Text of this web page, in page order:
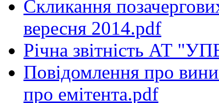
Скликання
вересня 2014.pdf
Річна звітність АТ
Повідомлення про
про емітента.pdf